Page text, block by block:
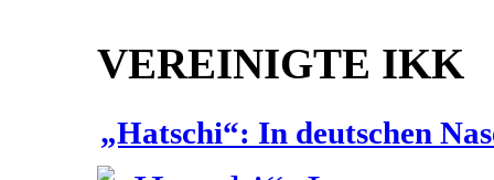
VEREINIGTE IKK
„Hatschi“: In deutschen